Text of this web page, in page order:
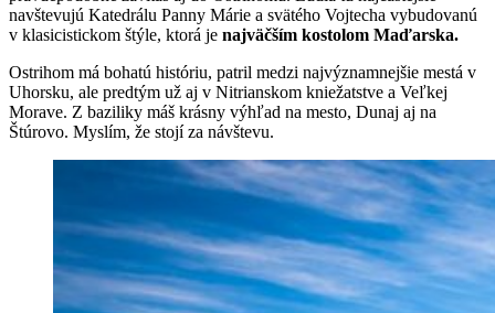
navštevujú Katedrálu Panny Márie a svätého Vojtecha vybudovanú
v klasicistickom štýle, ktorá je najväčším kostolom Maďarska.
Ostrihom má bohatú históriu, patril medzi najvýznamnejšie mestá v
Uhorsku, ale predtým už aj v Nitrianskom kniežatstve a Veľkej
Morave. Z baziliky máš krásny výhľad na mesto, Dunaj aj na
Štúrovo. Myslím, že stojí za návštevu.